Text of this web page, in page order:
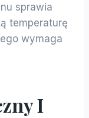
sprawia
temperaturę
wymaga
I